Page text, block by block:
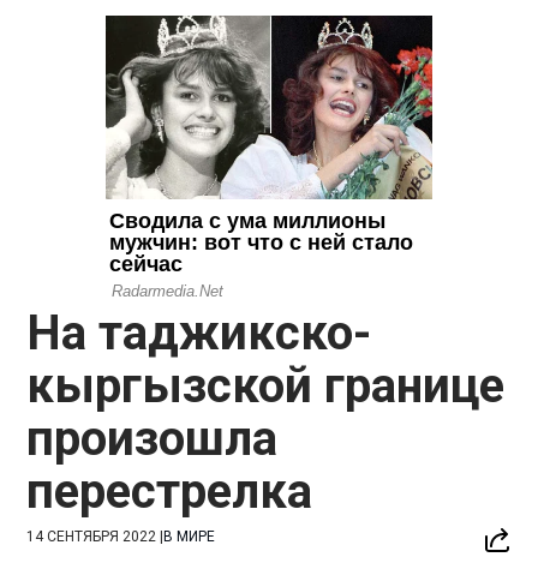
На таджикско-
кыргызской границе
произошла
перестрелка
14 СЕНТЯБРЯ 2022 |В МИРЕ